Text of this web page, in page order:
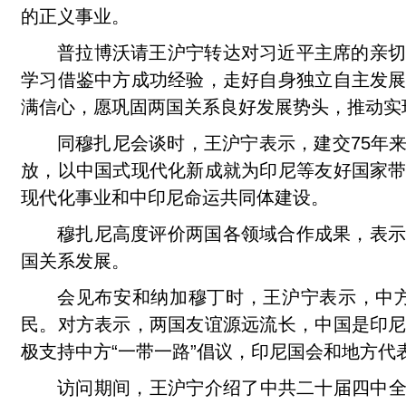
的正义事业。
普拉博沃请王沪宁转达对习近平主席的亲
学习借鉴中方成功经验，走好自身独立自主发
满信心，愿巩固两国关系良好发展势头，推动
同穆扎尼会谈时，王沪宁表示，建交75年
放，以中国式现代化新成就为印尼等友好国家
现代化事业和中印尼命运共同体建设。
穆扎尼高度评价两国各领域合作成果，表
国关系发展。
会见布安和纳加穆丁时，王沪宁表示，中
民。对方表示，两国友谊源远流长，中国是印
极支持中方“一带一路”倡议，印尼国会和地方
访问期间，王沪宁介绍了中共二十届四中